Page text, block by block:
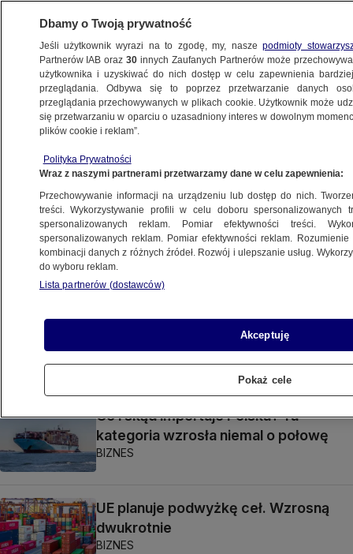
IMPORT
Donald Trump wprowadza nowe cła.
Na liście 60 państw
BIZNES
Kolejne cła w grze. Mogą wywołać
wojnę handlową
BIZNES
Koniec z chińskim importem? KE
Co i skąd importuje Polska? Ta
kategoria wzrosła niemal o połowę
BIZNES
UE planuje podwyżkę ceł. Wzrosną
dwukrotnie
BIZNES
Dbamy o Twoją prywatność
Jeśli użytkownik wyrazi na to zgodę, my, naszepodmioty
Partnerów IAB oraz30 innych Zaufanych Partnerów może
użytkownika i uzyskiwać do nich dostęp w celu zapewnienia
przeglądania. Odbywa się to poprzez przetwarzanie danych
przeglądania przechowywanych w plikach cookie. Użytkownik może
się przetwarzaniu w oparciu o uzasadniony interes w dowolnym
plików cookie i reklam”.
Polityka Prywatności
Wraz z naszymi partnerami przetwarzamy dane w celu zapewnienia:
Przechowywanie informacji na urządzeniu lub dostęp do nich.
treści. Wykorzystywanie profili w celu doboru spersonalizowanych
spersonalizowanych reklam. Pomiar efektywności treści.
spersonalizowanych reklam. Pomiar efektywności reklam.
kombinacji danych z różnych źródeł. Rozwój i ulepszanie usług.
do wyboru reklam.
Lista partnerów (dostawców)
Akceptuję
Pokaż cele